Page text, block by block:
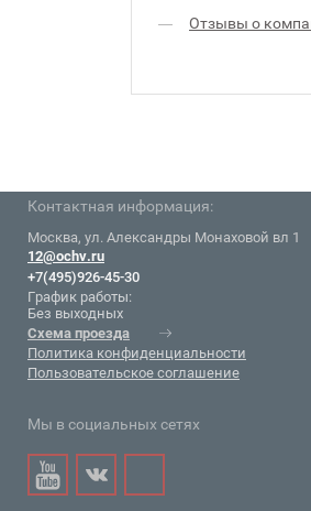
Отзывы о
Контактная информация:
Москва, ул. Александры Монаховой вл 1
12@ochv.ru
+7(495)926-45-30
График работы:
Без выходных
Схема проезда
Политика конфиденциальности
Пользовательское соглашение
Мы в социальных сетях